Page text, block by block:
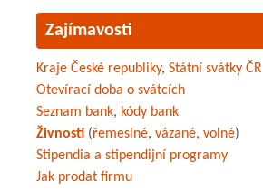
Zajímavosti
Kraje České republiky, Státní svátky ČR
Otevírací doba o svátcích
Seznam bank, kódy bank
Živnosti (řemeslné, vázané, volné)
Stipendia a stipendijní programy
Jak prodat firmu